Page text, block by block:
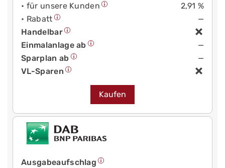
• für unsere Kunden
2,91 %
• Rabatt
—
Handelbar
Einmalanlage ab
—
Sparplan ab
—
VL-Sparen
Kaufen
Ausgabeaufschlag